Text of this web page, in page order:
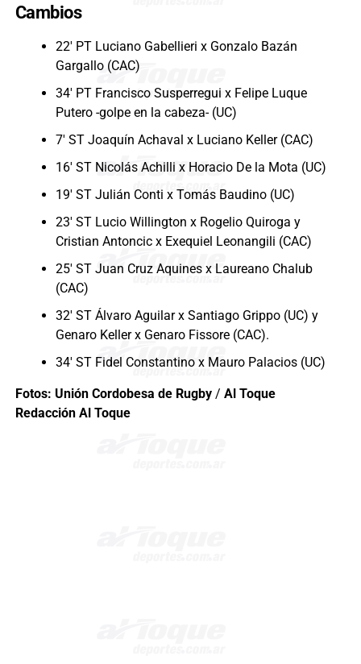
Cambios
22′ PT Luciano Gabellieri x Gonzalo Bazán
Gargallo (CAC)
34′ PT Francisco Susperregui x Felipe Luque
Putero -golpe en la cabeza- (UC)
7′ ST Joaquín Achaval x Luciano Keller (CAC)
16′ ST Nicolás Achilli x Horacio De la Mota (UC)
19′ ST Julián Conti x Tomás Baudino (UC)
23′ ST Lucio Willington x Rogelio Quiroga y
Cristian Antoncic x Exequiel Leonangili (CAC)
25′ ST Juan Cruz Aquines x Laureano Chalub
(CAC)
32′ ST Álvaro Aguilar x Santiago Grippo (UC) y
Genaro Keller x Genaro Fissore (CAC).
34′ ST Fidel Constantino x Mauro Palacios (UC)
Fotos: Unión Cordobesa de Rugby/ Al Toque
Redacción Al Toque